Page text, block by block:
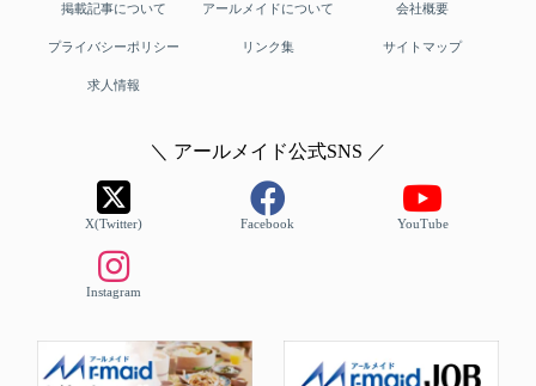
掲載記事について アールメイドについて 会社概要
プライバシーポリシー リンク集 サイトマップ
求人情報
＼ アールメイド公式SNS ／
X(Twitter) Facebook YouTube
Instagram